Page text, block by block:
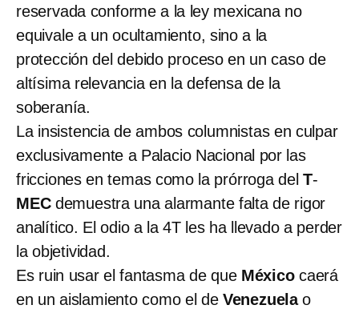
reservada conforme a la ley mexicana no
equivale a un ocultamiento, sino a la
protección del debido proceso en un caso de
altísima relevancia en la defensa de la
soberanía.
La insistencia de ambos columnistas en culpar
exclusivamente a Palacio Nacional por las
fricciones en temas como la prórroga del T-
MECdemuestra una alarmante falta de rigor
analítico. El odio a la 4T les ha llevado a perder
la objetividad.
Es ruin usar el fantasma de que Méxicocaerá
en un aislamiento como el de Venezuelao